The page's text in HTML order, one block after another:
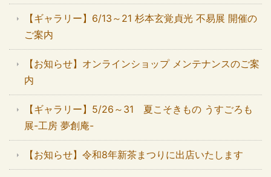
【ギャラリー】6/13～21 杉本玄覚貞光 不易展 開催の
ご案内
【お知らせ】オンラインショップ メンテナンスのご案
内
【ギャラリー】5/26～31 夏こそきもの うすごろも
展-工房 夢創庵-
【お知らせ】令和8年新茶まつりに出店いたします